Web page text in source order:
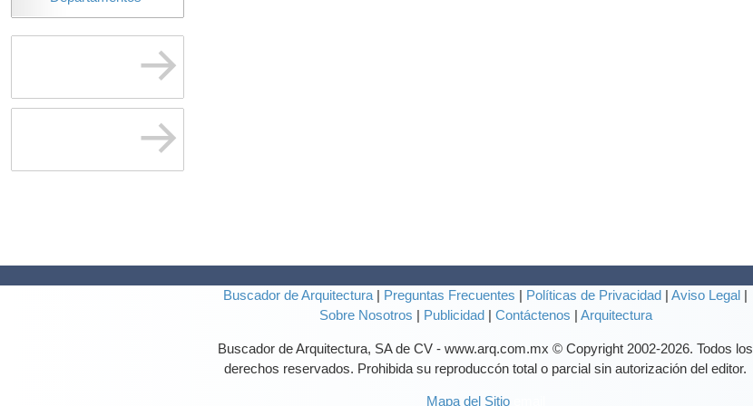
Buscador de Arquitectura Preguntas Frecuentes Políticas de Privacidad Aviso Legal
Sobre Nosotros
Publicidad Contáctenos Arquitectura
Buscador de Arquitectura, SA de CV - www.arq.com.mx © Copyright 2002-2026. Todos los
derechos reservados. Prohibida su reproduccón total o parcial sin autorización del editor.
Mapa del Sitio